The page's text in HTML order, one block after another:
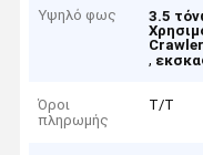
Υψηλό φως 3.5
Crawler
,
Όροι
πληρωμής
Τ/Τ